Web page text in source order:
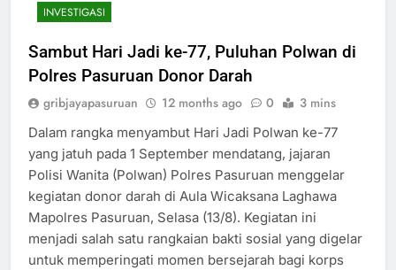
INVESTIGASI
Sambut Hari Jadi ke-77, Puluhan Polwan di
Polres Pasuruan Donor Darah
gribjayapasuruan 12 months ago 0 3 mins
Dalam rangka menyambut Hari Jadi Polwan ke-77
yang jatuh pada 1 September mendatang, jajaran
Polisi Wanita (Polwan) Polres Pasuruan menggelar
kegiatan donor darah di Aula Wicaksana Laghawa
Mapolres Pasuruan, Selasa (13/8). Kegiatan ini
menjadi salah satu rangkaian bakti sosial yang digelar
untuk memperingati momen bersejarah bagi korps